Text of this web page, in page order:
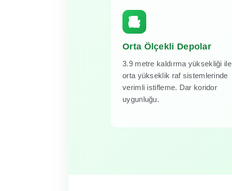
Orta Ölçekli Depolar
3.9 metre kaldırma yüksekliği ile
orta yükseklik raf sistemlerinde
verimli istifleme. Dar koridor
uygunluğu.